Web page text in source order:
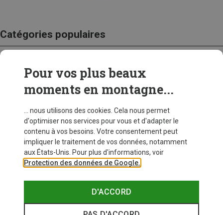
Catégories populaires
CRAMPONS
Pour vos plus beaux
moments en montagne...
... nous utilisons des cookies. Cela nous permet
d'optimiser nos services pour vous et d'adapter le
contenu à vos besoins. Votre consentement peut
impliquer le traitement de vos données, notamment
aux États-Unis. Pour plus d'informations, voir
Protection des données de Google.
D'ACCORD